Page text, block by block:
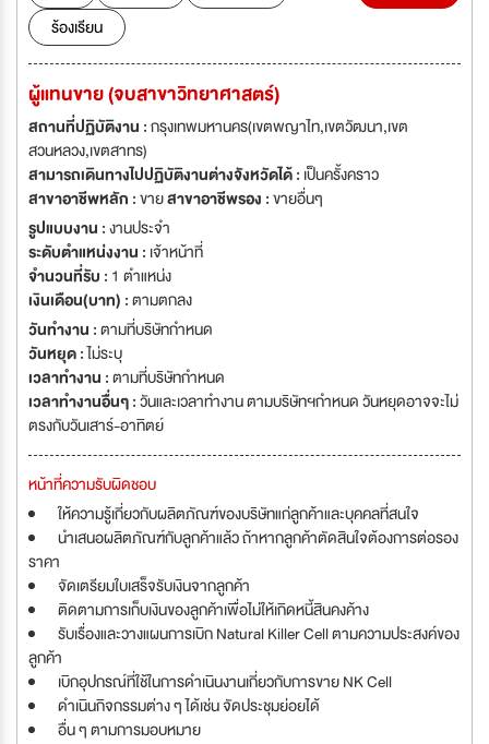
ของบริษัทที่ว่า "มุ่งเน้นการเป็นศูนย์กลางการจัดเก็บเซลล์ต้นกำเนิด ตาม
มาตรฐานทางการแพทย์ และการบริการที่เป็นเลิศ พร้อมกับการพัฒนาอย่างต่อ
เนื่อง"
ร้องเรียน
ผู้แทนขาย (จบสาขาวิทยาศาสตร์)
สถานที่ปฏิบัติงาน :กรุงเทพมหานคร(เขตพญาไท,เขตวัฒนา,เขต
สวนหลวง,เขตสาทร)
สามารถเดินทางไปปฏิบัติงานต่างจังหวัดได้ : เป็นครั้งคราว
สาขาอาชีพหลัก :ขายสาขาอาชีพรอง :ขายอื่นๆ
รูปแบบงาน :งานประจำ
ระดับตำแหน่งงาน : เจ้าหน้าที่
จำนวนที่รับ : 1 ตำแหน่ง
เงินเดือน(บาท) :ตามตกลง
วันทำงาน :ตามที่บริษัทกำหนด
วันหยุด :ไม่ระบุ
เวลาทำงาน :ตามที่บริษัทกำหนด
เวลาทำงานอื่นๆ :วันและเวลาทำงาน ตามบริษัทฯกำหนด วันหยุดอาจจะไม่
ตรงกับวันเสาร์-อาทิตย์
หน้าที่ความรับผิดชอบ
ให้ความรู้เกี่ยวกับผลิตภัณฑ์ของบริษัทแก่ลูกค้าและบุคคลที่สนใจ
นำเสนอผลิตภัณฑ์กับลูกค้าแล้ว ถ้าหากลูกค้าตัดสินใจต้องการต่อรอง
ราคา
จัดเตรียมใบเสร็จรับเงินจากลูกค้า
ติดตามการเก็บเงินของลูกค้าเพื่อไม่ให้เกิดหนี้สินคงค้าง
รับเรื่องและวางแผนการเบิก Natural Killer Cell ตามความประสงค์ของ
ลูกค้า
เบิกอุปกรณ์ที่ใช้ในการดำเนินงานเกี่ยวกับการขาย NK Cell
ดำเนินกิจกรรมต่าง ๆ ได้เช่น จัดประชุมย่อยได้
อื่น ๆ ตามการมอบหมาย